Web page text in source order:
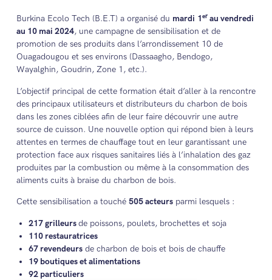
Burkina Ecolo Tech (B.E.T) a organisé du mardi 1er au vendredi
au 10 mai 2024, une campagne de sensibilisation et de
promotion de ses produits dans l’arrondissement 10 de
Ouagadougou et ses environs (Dassaagho, Bendogo,
Wayalghin, Goudrin, Zone 1, etc.).
L’objectif principal de cette formation était d’aller à la rencontre
des principaux utilisateurs et distributeurs du charbon de bois
dans les zones ciblées afin de leur faire découvrir une autre
source de cuisson. Une nouvelle option qui répond bien à leurs
attentes en termes de chauffage tout en leur garantissant une
protection face aux risques sanitaires liés à l’inhalation des gaz
produites par la combustion ou même à la consommation des
aliments cuits à braise du charbon de bois.
Cette sensibilisation a touché 505 acteursparmi lesquels :
217 grilleursde poissons, poulets, brochettes et soja
110 restauratrices
67 revendeursde charbon de bois et bois de chauffe
19 boutiques et alimentations
92 particuliers